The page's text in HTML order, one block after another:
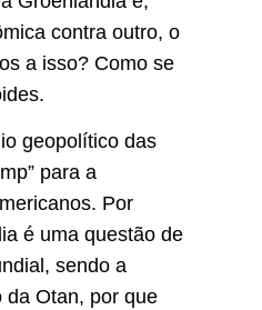
contra outro, o
a isso? Como se
geopolítico das
para a
Por
é uma questão de
sendo a
da Otan, por que